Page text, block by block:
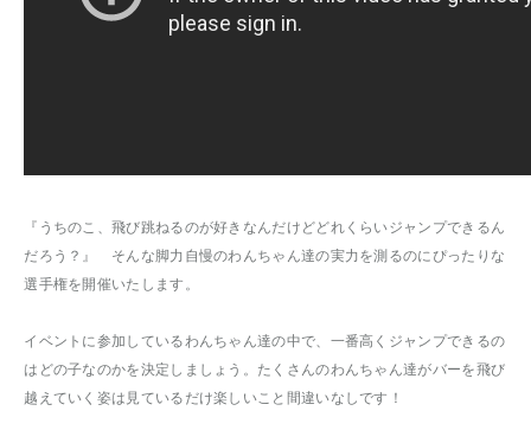
『うちのこ、飛び跳ねるのが好きなんだけどどれくらいジャンプできるん
だろう？』 そんな脚力自慢のわんちゃん達の実力を測るのにぴったりな
選手権を開催いたします。
イベントに参加しているわんちゃん達の中で、一番高くジャンプできるの
はどの子なのかを決定しましょう。たくさんのわんちゃん達がバーを飛び
越えていく姿は見ているだけ楽しいこと間違いなしです！